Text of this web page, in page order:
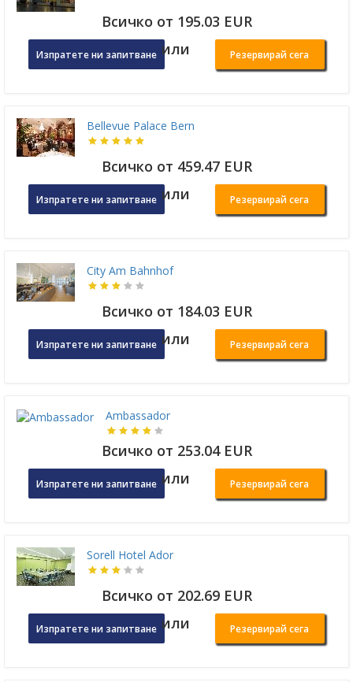
Всичко от 195.03 EUR
Изпратете ни запитване или Резервирай сега
Bellevue Palace Bern
Всичко от 459.47 EUR
Изпратете ни запитване или Резервирай сега
City Am Bahnhof
Всичко от 184.03 EUR
Изпратете ни запитване или Резервирай сега
Ambassador
Всичко от 253.04 EUR
Изпратете ни запитване или Резервирай сега
Sorell Hotel Ador
Всичко от 202.69 EUR
Изпратете ни запитване или Резервирай сега